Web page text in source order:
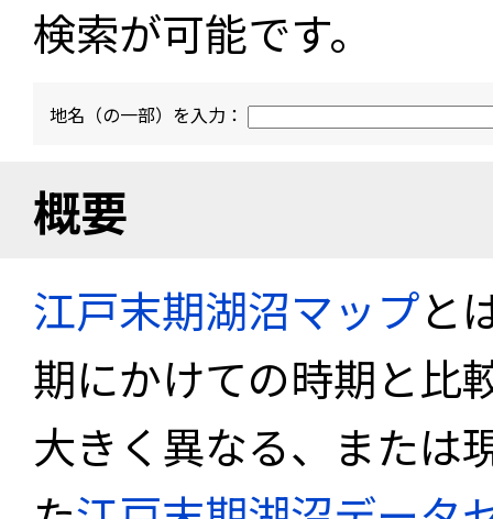
検索が可能です。
地名（の一部）を入力：
概要
江戸末期湖沼マップと
期にかけての時期と比
大きく異なる、または